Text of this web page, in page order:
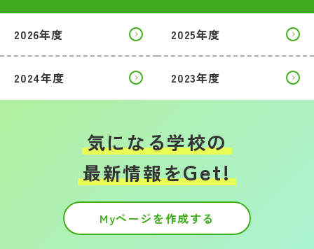
2026年度 2025年度
2024年度 2023年度
気になる学校の
最新情報をGet!
Myページを作成する